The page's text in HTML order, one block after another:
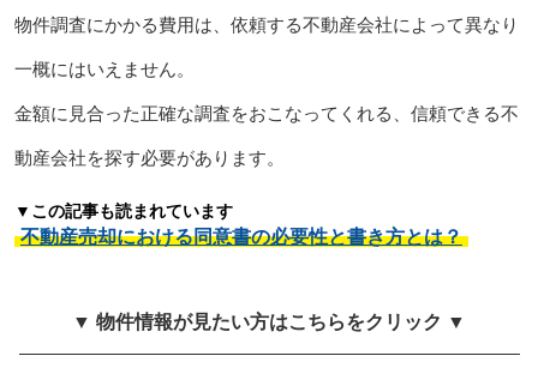
物件調査にかかる費用は、依頼する不動産会社によって異なり
一概にはいえません。
金額に見合った正確な調査をおこなってくれる、信頼できる不
動産会社を探す必要があります。
▼この記事も読まれています
不動産売却における同意書の必要性と書き方とは？
▼ 物件情報が見たい方はこちらをクリック ▼